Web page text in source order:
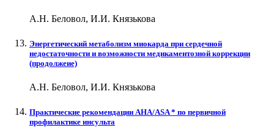
А.Н. Беловол, И.И. Князькова
Энергетический метаболизм миокарда при сердечной
недостаточности и возможности медикаментозной коррекции
(продолжеие)
А.Н. Беловол, И.И. Князькова
Практические рекомендации АHA/ASA * по первичной
профилактике инсульта